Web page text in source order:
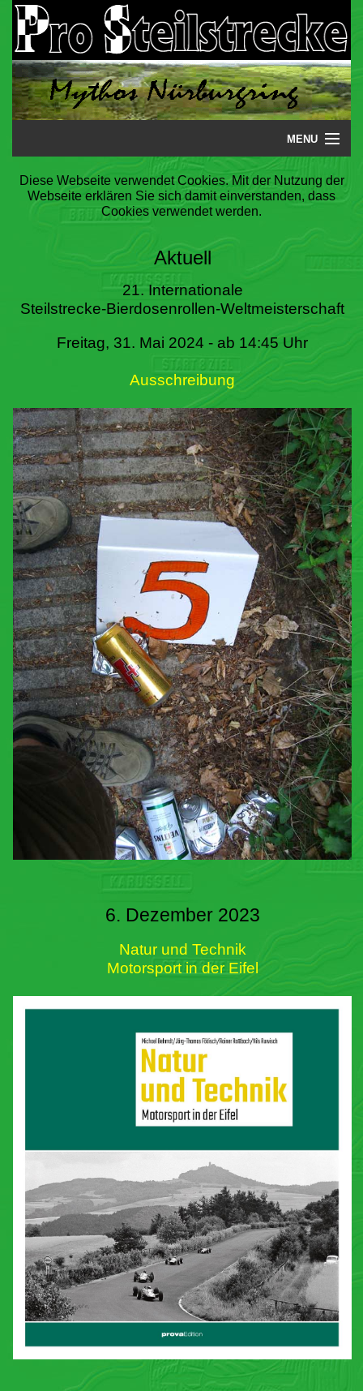
MENU
Startseite
Steilstrecke
Literatur
Termine
Diese Webseite verwendet Cookies. Mit der Nutzung der
Webseite erklären Sie sich damit einverstanden, dass
Cookies verwendet werden.
Aktuell
21. Internationale
Steilstrecke-Bierdosenrollen-Weltmeisterschaft
Freitag, 31. Mai 2024 - ab 14:45 Uhr
Ausschreibung
6. Dezember 2023
Natur und Technik
Motorsport in der Eifel